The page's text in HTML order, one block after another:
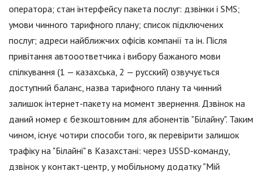
оператора; стан інтерфейсу пакета послуг: дзвінки і SMS;
умови чинного тарифного плану; список підключених
послуг; адреси найближчих офісів компанії та ін. Після
привітання автооответчика і вибору бажаного мови
спілкування (1 — казахська, 2 — русский) озвучується
доступний баланс, назва тарифного плану та чинний
залишок інтернет-пакету на момент звернення. Дзвінок на
даний номер є безкоштовним для абонентів "Білайну". Таким
чином, існує чотири способи того, як перевірити залишок
трафіку на "Білайні" в Казахстані: через USSD-команду,
дзвінок у контакт-центр, у мобільному додатку "Мій